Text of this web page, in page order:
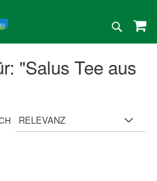
Suche
"Salus Tee aus